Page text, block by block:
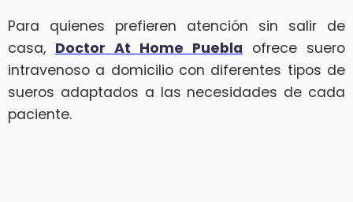
Para quienes prefieren atención sin salir de
casa, Doctor At Home Puebla ofrece suero
intravenoso a domicilio con diferentes tipos de
sueros adaptados a las necesidades de cada
paciente.